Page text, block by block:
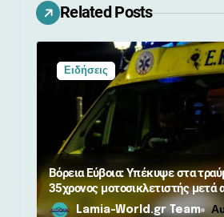
ρ
θ
Related Posts
Ειδήσεις
Βόρεια Εύβοια: Υπέκυψε στα
35χρονος μοτοσικλετιστής μετά
με αγριογούρουνο
Lamia-World.gr Team